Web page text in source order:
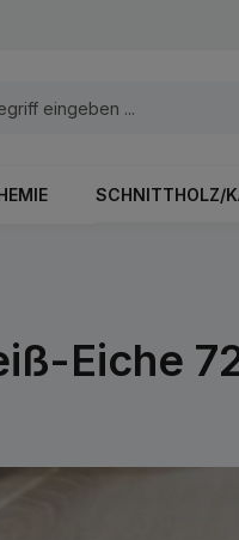
SCHNITTHOLZ/
Eiche